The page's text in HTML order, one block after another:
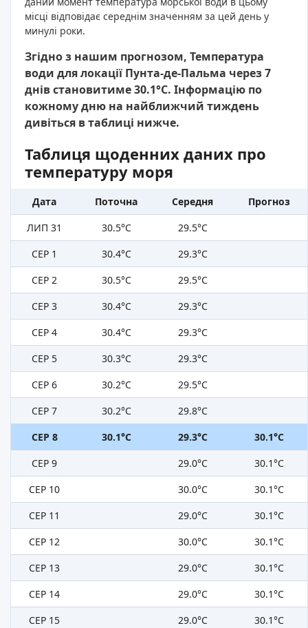
місці відповідає середнім значенням за цей день у
минулі роки.
Згідно з нашим прогнозом, Температура
води для локації Пунта-де-Пальма через 7
днів становитиме 30.1°C. Інформацію по
кожному дню на найближчий тиждень
дивіться в таблиці нижче.
Таблиця щоденних даних про
температуру моря
Дата Поточна Середня
Прогноз
ЛИП 31
30.5°C
29.5°C
СЕР 1
30.4°C
29.3°C
СЕР 2
30.5°C
29.5°C
СЕР 3
30.4°C
29.3°C
СЕР 4
30.4°C
29.3°C
СЕР 5
30.3°C
29.3°C
СЕР 6
30.2°C
29.5°C
СЕР 7
30.2°C
29.8°C
СЕР 8
30.1°C 29.3°C
30.1°C
СЕР 9
29.0°C
30.1°C
СЕР 10
30.0°C
30.1°C
СЕР 11
29.0°C
30.1°C
СЕР 12
30.0°C
30.1°C
СЕР 13
29.0°C
30.1°C
СЕР 14
29.0°C
30.1°C
СЕР 15
29.0°C 30.1°C